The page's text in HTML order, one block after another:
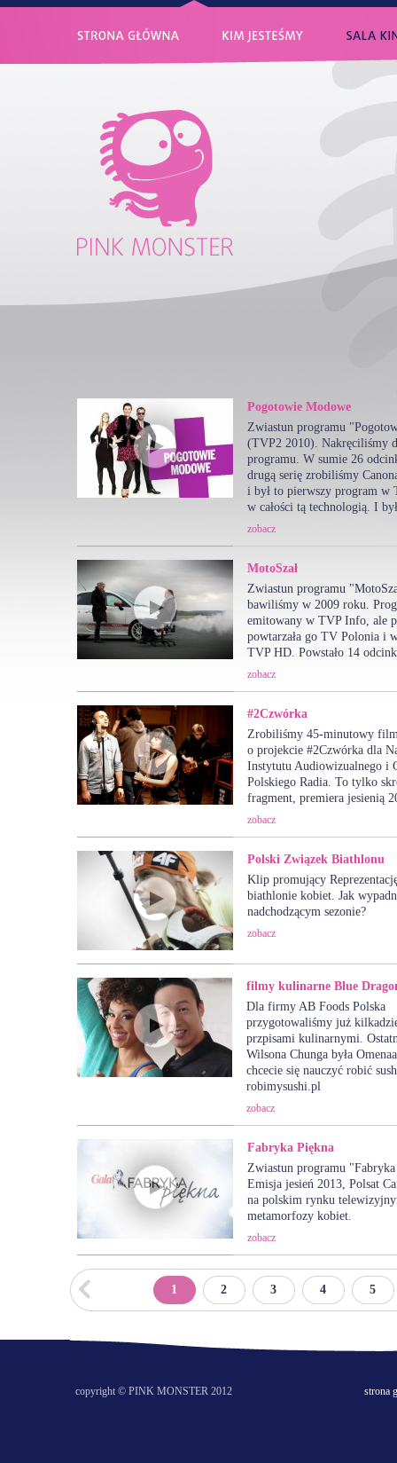
Pogotowie Modowe
Zwiastun programu
(TVP2 2010). Nakręciliśmy
programu. W sumie 26
drugą serię zrobiliśmy
i był to pierwszy program w
w całości tą technologią. I
zobacz
MotoSzał
Zwiastun programu
bawiliśmy w 2009 roku.
emitowany w TVP Info, ale
powtarzała go TV Polonia i
TVP HD. Powstało 14
zobacz
#2Czwórka
Zrobiliśmy 45-minutowy
o projekcie #2Czwórka dla
Instytutu Audiowizualnego i
Polskiego Radia. To tylko
fragment, premiera jesienią
zobacz
Polski Związek Biathlonu
Klip promujący
biathlonie kobiet. Jak
nadchodzącym sezonie?
zobacz
filmy kulinarne Blue
Dla firmy AB Foods Polska
przygotowaliśmy już
przpisami kulinarnymi.
Wilsona Chunga była
chcecie się nauczyć robić
robimysushi.pl
zobacz
Fabryka Piękna
Zwiastun programu
Emisja jesień 2013, Polsat
na polskim rynku
metamorfozy kobiet.
zobacz
1 2 3 4 5
copyright © PINK MONSTER 2012 strona